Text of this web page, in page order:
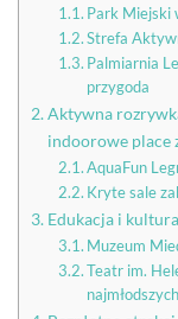
Park Miejski
Strefa
Palmiarnia
przygoda
Aktywna
indoorowe place
AquaFun
Kryte sale
Edukacja i
Muzeum
Teatr im.
najmłodszych